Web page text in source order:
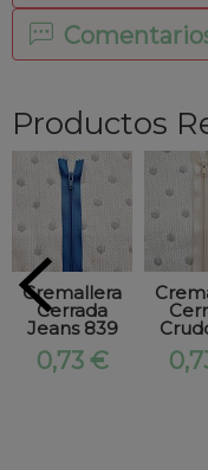
Productos
Cremallera
Cerrada
Jeans 839
0,73 €